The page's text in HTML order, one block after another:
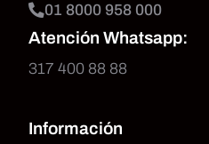
01 8000 958 000
Atención Whatsapp:
317 400 88 88
Información